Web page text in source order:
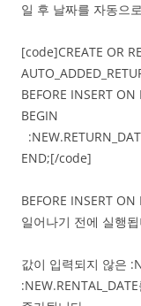
일 후 날짜를 자동으
[code]CREATE OR
BEFORE INSERT ON
BEGIN
END;[/code]
BEFORE INSERT
일어나기 전에 실행
값이 입력되지 않은